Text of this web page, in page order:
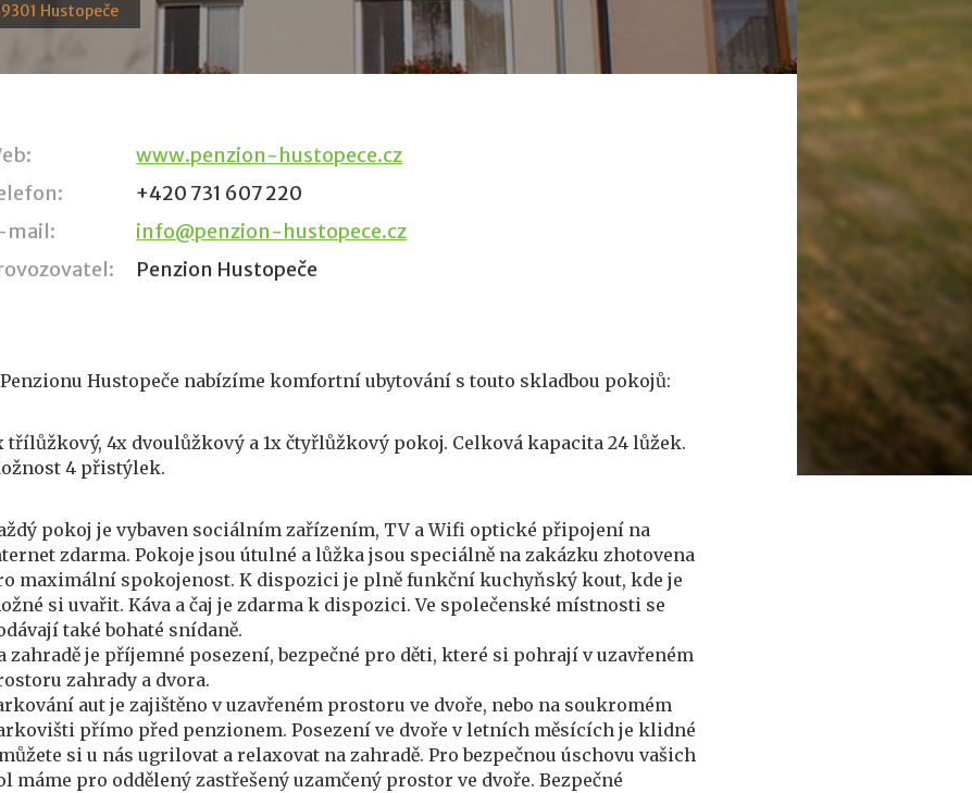
Hustopeče
www.penzion-hustopece.cz
+420 731 607 220
mail:
info@penzion-hustopece.cz
Penzion Hustopeče
Hustopeče nabízíme komfortní ubytování s touto skladbou pokojů:
třílůžkový, 4x dvoulůžkový a 1x čtyřlůžkový pokoj. Celková kapacita 24 lůžek.
4 přistýlek.
pokoj je vybaven sociálním zařízením, TV a Wifi optické připojení na
zdarma. Pokoje jsou útulné a lůžka jsou speciálně na zakázku zhotovena
maximální spokojenost. K dispozici je plně funkční kuchyňský kout, kde je
si uvařit. Káva a čaj je zdarma k dispozici. Ve společenské místnosti se
také bohaté snídaně.
zahradě je příjemné posezení, bezpečné pro děti, které si pohrají v uzavřeném
zahrady a dvora.
aut je zajištěno v uzavřeném prostoru ve dvoře, nebo na soukromém
přímo před penzionem. Posezení ve dvoře v letních měsících je klidné
si u nás ugrilovat a relaxovat na zahradě. Pro bezpečnou úschovu vašich
máme pro oddělený zastřešený uzamčený prostor ve dvoře. Bezpečné